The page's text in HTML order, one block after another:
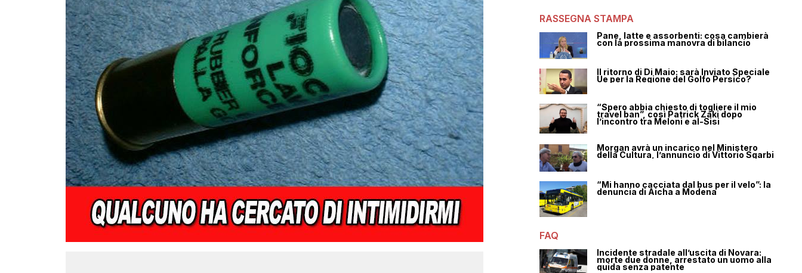
RASSEGNA STAMPA
Pane, latte e assorbenti: cosa cambierà
con la prossima manovra di bilancio
Il ritorno di Di Maio: sarà Inviato Speciale
Ue per la Regione del Golfo Persico?
“Spero abbia chiesto di togliere il mio
travel ban”, così Patrick Zaki dopo
l’incontro tra Meloni e al-Sisi
Morgan avrà un incarico nel Ministero
della Cultura, l’annuncio di Vittorio Sgarbi
“Mi hanno cacciata dal bus per il velo”: la
denuncia di Aicha a Modena
FAQ
Incidente stradale all’uscita di Novara:
morte due donne, arrestato un uomo alla
guida senza patente